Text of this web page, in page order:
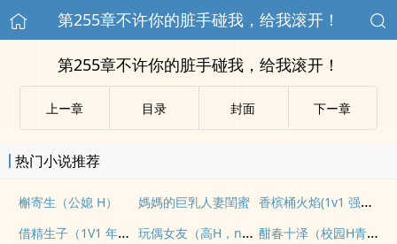
第255章不许你的脏手碰我，给我滚开！
第255章不许你的脏手碰我，给我滚开！
上ー章 目录 封面 下ー章
热门小说推荐
槲寄生（公媳 H） 媽媽的巨乳人妻閨蜜
香槟桶火焰(1v1 强取豪夺 出轨)
借精生子（1V1 年下H)
玩偶女友（高H，np） 酣春十泽（校园H青梅竹马）